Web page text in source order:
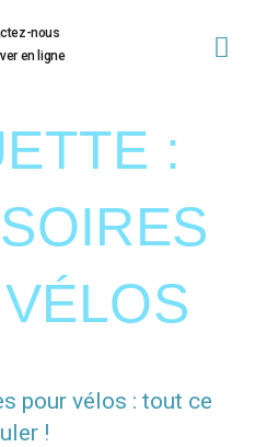
nous
en ligne
:
pour vélos : tout ce
!